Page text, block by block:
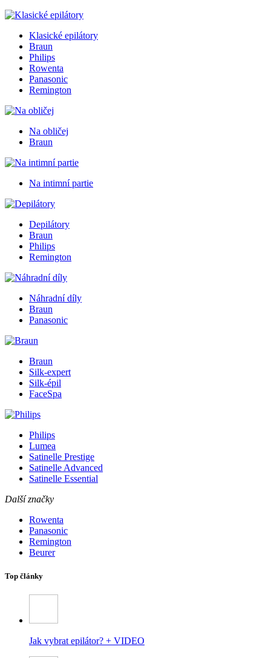
Klasické epilátory
Braun
Philips
Rowenta
Panasonic
Remington
Na obličej
Braun
Na intimní partie
Depilátory
Braun
Philips
Remington
Náhradní díly
Braun
Panasonic
Braun
Silk-expert
Silk-épil
FaceSpa
Philips
Lumea
Satinelle Prestige
Satinelle Advanced
Satinelle Essential
Další značky
Rowenta
Panasonic
Remington
Beurer
Top články
Jak vybrat epilátor? + VIDEO